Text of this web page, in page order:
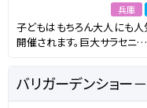
兵庫
子どもはもちろん大人にも
開催されます。巨大サラセ
バリガーデンショー